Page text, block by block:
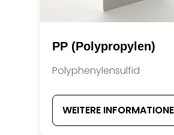
PP (Polypropylen)
Polyphenylensulfid
WEITERE